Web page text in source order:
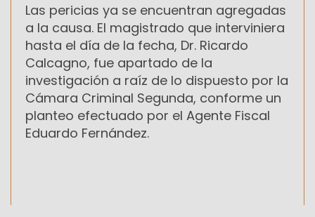
Las pericias ya se encuentran agregadas
a la causa. El magistrado que interviniera
hasta el día de la fecha, Dr. Ricardo
Calcagno, fue apartado de la
investigación a raíz de lo dispuesto por la
Cámara Criminal Segunda, conforme un
planteo efectuado por el Agente Fiscal
Eduardo Fernández.